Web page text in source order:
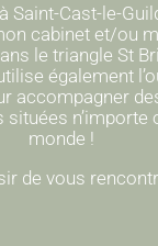
Saint-Cast-le-
cabinet et/ou
le triangle St
également
accompagner
n’importe
monde !
de vous